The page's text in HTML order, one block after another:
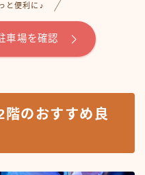
と便利に♪
車場を確認
のおすすめ良